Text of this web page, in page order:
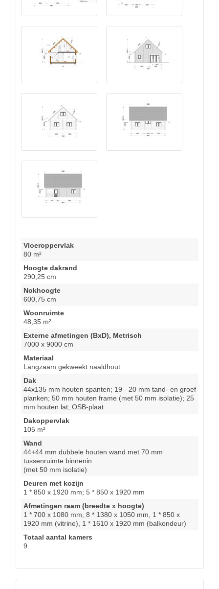
Vloeroppervlak
80 m²
Hoogte dakrand
290,25 cm
Nokhoogte
600,75 cm
Woonruimte
48,35 m²
Externe afmetingen (BxD), Metrisch
7000 x 9000 cm
Materiaal
Langzaam gekweekt naaldhout
Dak
44x135 mm houten spanten; 19 - 20 mm tand- en groef
planken; 50 mm houten frame (met 50 mm isolatie); 25
mm houten lat; OSB-plaat
Dakoppervlak
105 m²
Wand
44+44 mm dubbele houten wand met 70 mm
tussenruimte binnenin
(met 50 mm isolatie)
Deuren met kozijn
1 * 850 x 1920 mm; 5 * 850 x 1920 mm
Afmetingen raam (breedte x hoogte)
1 * 700 x 1080 mm, 8 * 1380 x 1050 mm, 1 * 850 x
1920 mm (vitrine), 1 * 1610 x 1920 mm (balkondeur)
Totaal aantal kamers
9